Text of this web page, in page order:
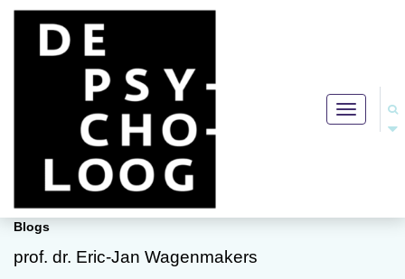
Toggle
navigation
Blogs
prof. dr. Eric-Jan Wagenmakers